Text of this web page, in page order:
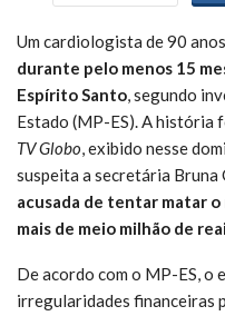
Um cardiologista de 90
durante pelo menos 15
Espírito Santo, segundo
Estado (MP-ES). A história
TV Globo, exibido nesse
suspeita a secretária Bruna
acusada de tentar matar
mais de meio milhão de
De acordo com o MP-ES, o
irregularidades financeiras